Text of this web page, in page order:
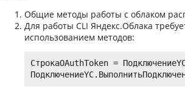
Общие методы работы с облаком
Для работы CLI Яндекс.Облака
использованием методов:
СтрокаOAuthToken =